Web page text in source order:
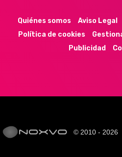
Quiénes somos Aviso Legal
Política de cookies
Publicidad
© 2010 - 2026